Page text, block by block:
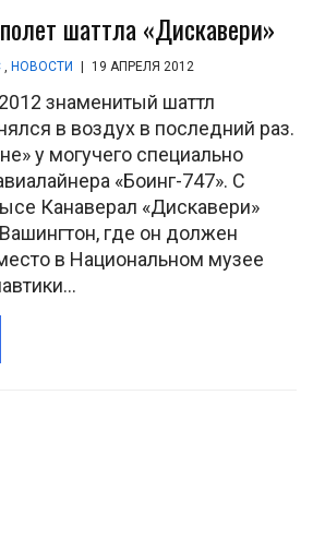
шаттла «Дискавери»
, НОВОСТИ 19 АПРЕЛЯ 2012
знаменитый шаттл
в воздух в последний раз.
у могучего специально
«Боинг-747». С
Канаверал «Дискавери»
где он должен
в Национальном музее